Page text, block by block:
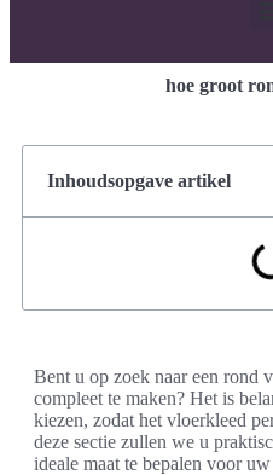
hoe groot
Inhoudsopgave artikel
Bent u op zoek naar een rond
compleet te maken? Het is
kiezen, zodat het vloerkleed
deze sectie zullen we u
ideale maat te bepalen voor uw